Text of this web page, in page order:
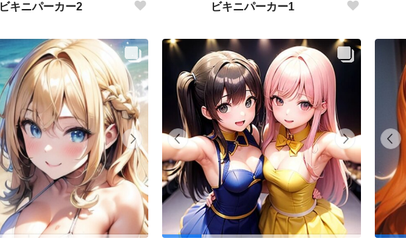
キニパーカー2 ビキニパーカー1